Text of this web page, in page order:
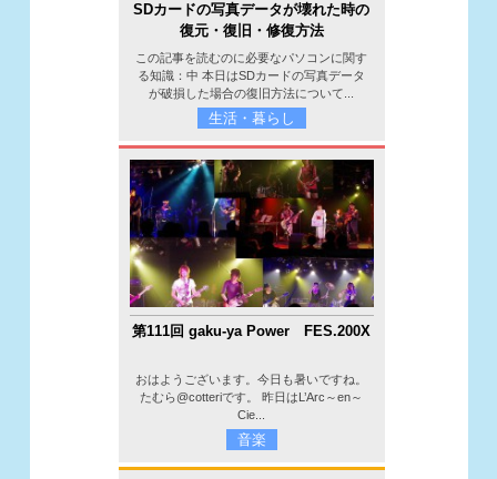
SDカードの写真データが壊れた時の
復元・復旧・修復方法
この記事を読むのに必要なパソコンに関す
る知識：中 本日はSDカードの写真データ
が破損した場合の復旧方法について...
生活・暮らし
第111回 gaku-ya Power FES.200X
おはようございます。今日も暑いですね。
たむら@cotteriです。 昨日はL’Arc～en～
Cie...
音楽